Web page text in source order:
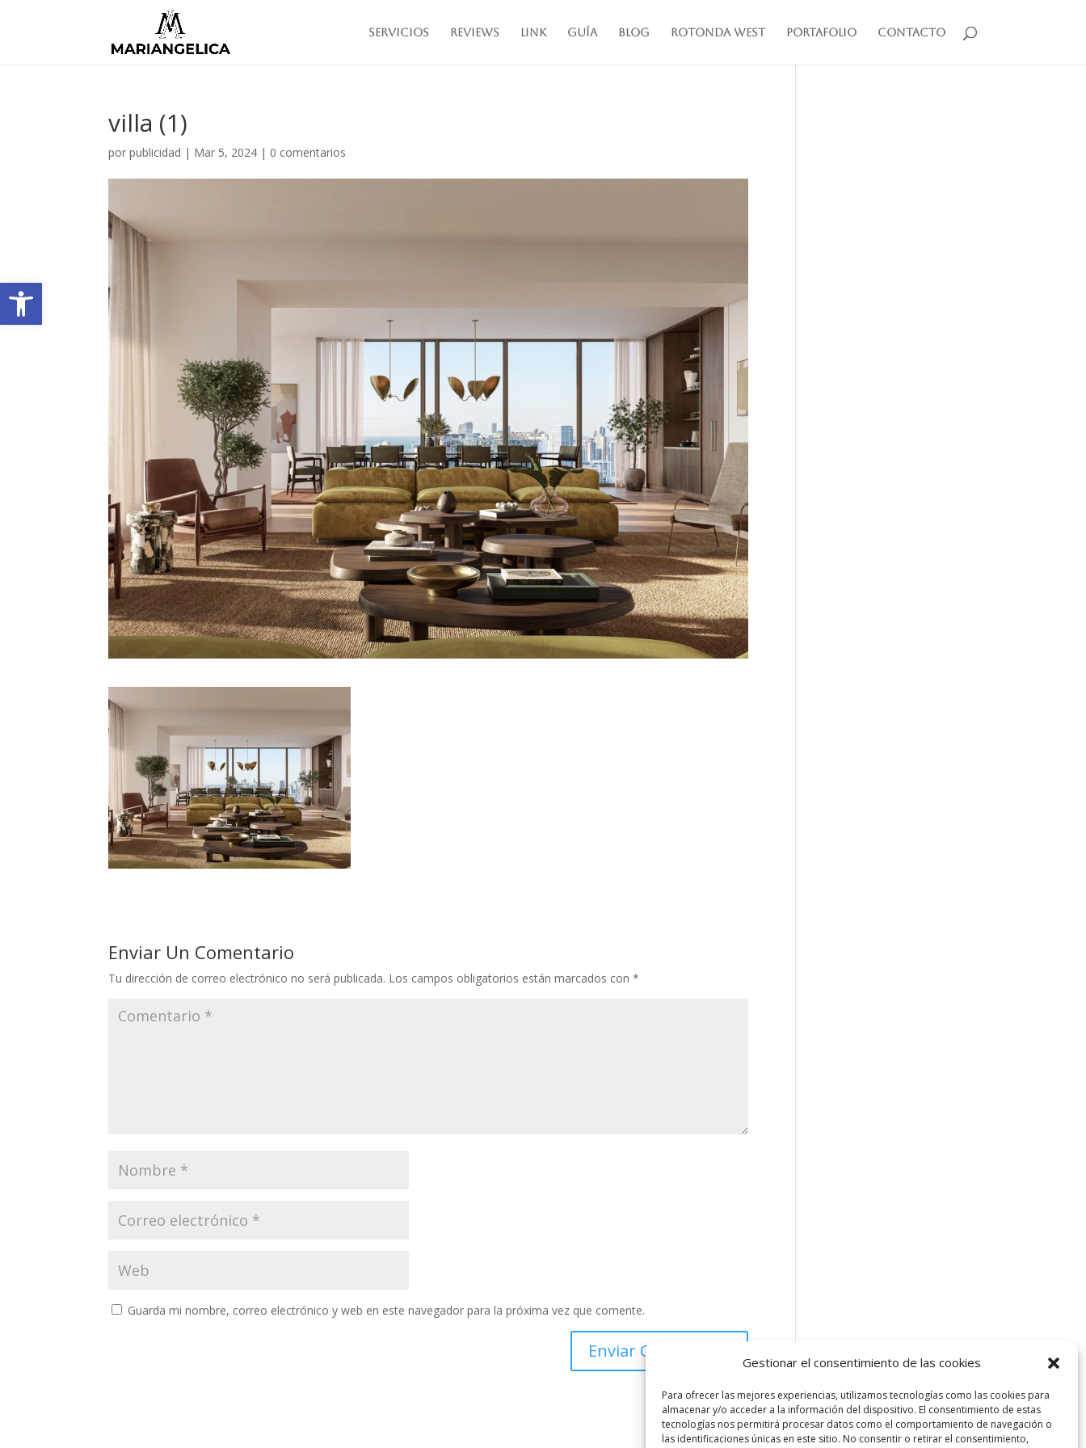
Abrir barra de herramientas
Gestionar el consentimiento de las cookies
Para ofrecer las mejores experiencias, utilizamos tecnologías como las cookies para
almacenar y/o acceder a la información del dispositivo. El consentimiento de estas
tecnologías nos permitirá procesar datos como el comportamiento de navegación o
las identificaciones únicas en este sitio. No consentir o retirar el consentimiento,
Servicios Reviews Link Guía Blog Rotonda West Portafolio Contacto
villa (1)
porpublicidad | Mar 5, 2024 | 0 comentarios
Enviar Un Comentario
Tu dirección de correo electrónico no será publicada. Los campos obligatorios están marcados con*
Guarda mi nombre, correo electrónico y web en este navegador para la próxima vez que comente.